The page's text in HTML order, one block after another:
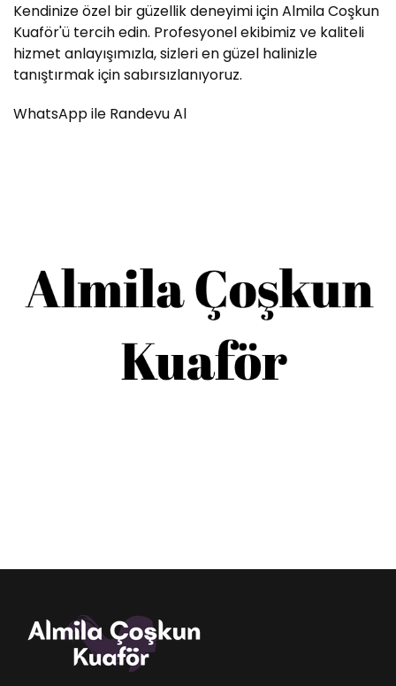
Kendinize özel bir güzellik deneyimi için Almila Coşkun
Kuaför'ü tercih edin. Profesyonel ekibimiz ve kaliteli
hizmet anlayışımızla, sizleri en güzel halinizle
tanıştırmak için sabırsızlanıyoruz.
WhatsApp ile Randevu Al